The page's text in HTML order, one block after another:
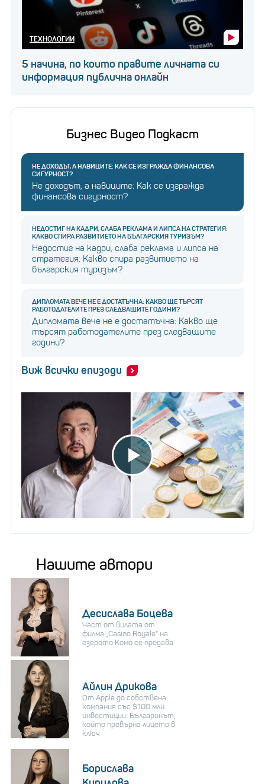
ТЕХНОЛОГИИ
5 начина, по които правите личната си
информация публична онлайн
Бизнес Видео Подкаст
НЕ ДОХОДЪТ, А НАВИЦИТЕ: КАК СЕ ИЗГРАЖДА ФИНАНСОВА
СИГУРНОСТ?
Не доходът, а навиците: Как се изгражда
финансова сигурност?
НЕДОСТИГ НА КАДРИ, СЛАБА РЕКЛАМА И ЛИПСА НА СТРАТЕГИЯ:
КАКВО СПИРА РАЗВИТИЕТО НА БЪЛГАРСКИЯ ТУРИЗЪМ?
Недостиг на кадри, слаба реклама и липса на
стратегия: Какво спира развитието на
българския туризъм?
ДИПЛОМАТА ВЕЧЕ НЕ Е ДОСТАТЪЧНА: КАКВО ЩЕ ТЪРСЯТ
РАБОТОДАТЕЛИТЕ ПРЕЗ СЛЕДВАЩИТЕ ГОДИНИ?
Дипломата вече не е достатъчна: Какво ще
търсят работодателите през следващите
години?
Виж всички епизоди
Нашите автори
Десислава Боцева
Част от вилата от
филма „Casino Royale“ на
езерото Комо се продава
Айлин Дрикова
От Apple до собствена
компания със $100 млн.
инвестиции: Българинът,
който превърна лицето в
ключ
Борислава